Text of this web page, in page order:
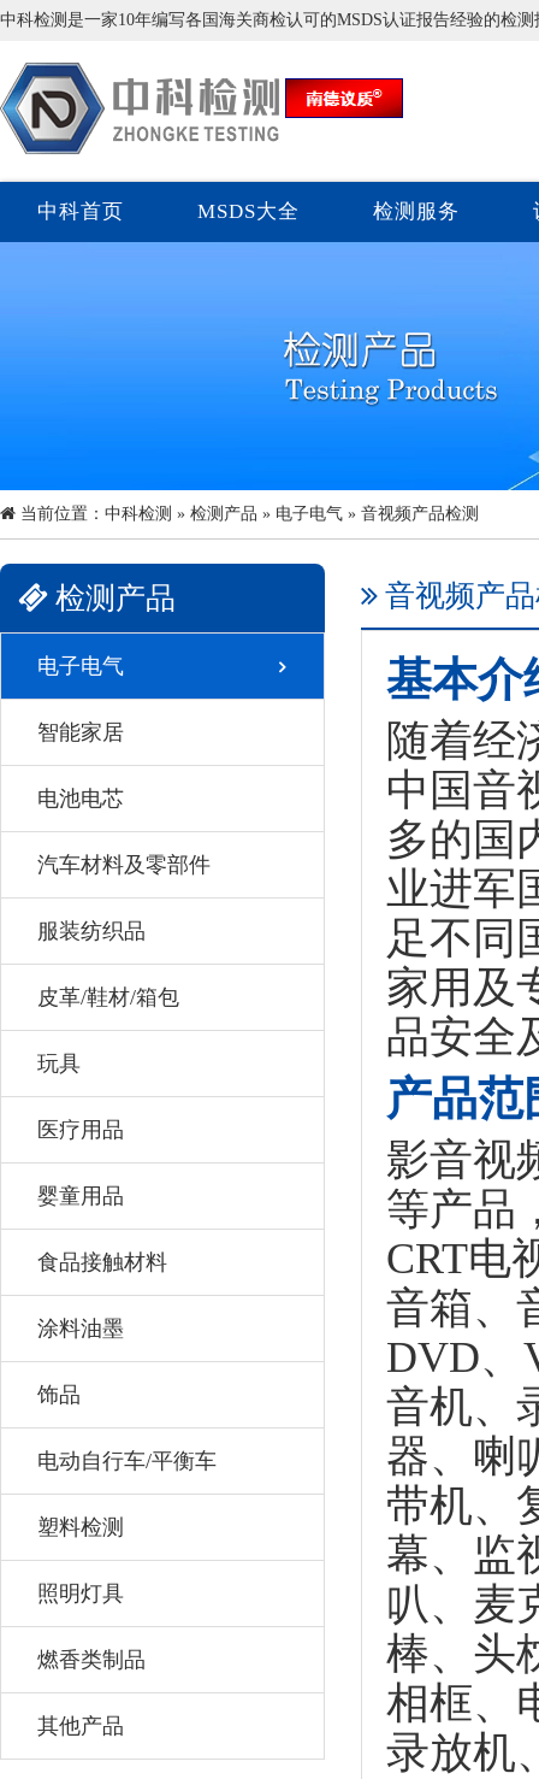
中科检测是一家10年编写各国海关商检认可的MSDS认证报告经验的检
中科首页 MSDS大全 检测服务
当前位置： 中科检测 » 检测产品 » 电子电气 » 音视频产品检测
检测产品
电子电气
智能家居
电池电芯
汽车材料及零部件
服装纺织品
皮革/鞋材/箱包
玩具
医疗用品
婴童用品
食品接触材料
涂料油墨
饰品
电动自行车/平衡车
塑料检测
照明灯具
燃香类制品
其他产品
音视频产
基本介
随着经
中国音
多的国
业进军
足不同
家用及
品安全
产品范
影音视
等产品
CRT电
音箱、
DVD、
音机、
器、喇
带机、
幕、监
叭、麦
棒、头
相框、
录放机